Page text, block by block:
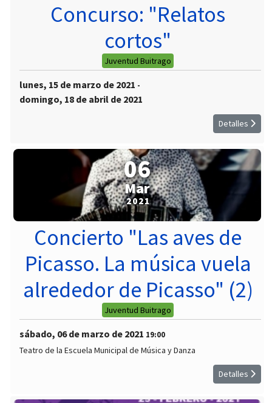
Concurso: "Relatos
cortos"
Juventud Buitrago
lunes, 15 de marzo de 2021 -
domingo, 18 de abril de 2021
Detalles
06
Mar
2021
Concierto "Las aves de
Picasso. La música vuela
alrededor de Picasso" (2)
Juventud Buitrago
sábado, 06 de marzo de 2021 19:00
Teatro de la Escuela Municipal de Música y Danza
Detalles